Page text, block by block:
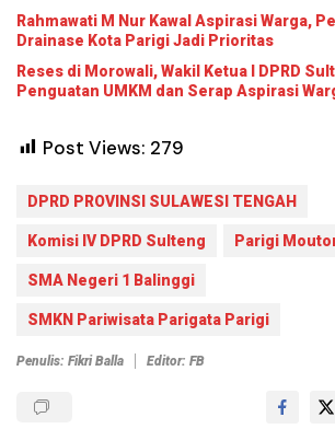
Rahmawati M Nur Kawal Aspirasi Warga,
Drainase Kota Parigi Jadi Prioritas
Reses di Morowali, Wakil Ketua I DPRD
Penguatan UMKM dan Serap Aspirasi
Post Views: 279
DPRD PROVINSI SULAWESI TENGAH
Komisi IV DPRD Sulteng Parigi
SMA Negeri 1 Balinggi
SMKN Pariwisata Parigata Parigi
Penulis: Fikri Balla Editor: FB